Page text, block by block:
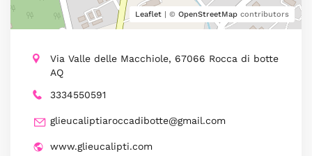
Leaflet | © OpenStreetMap contributors
Via Valle delle Macchiole, 67066 Rocca di botte
AQ
3334550591
glieucaliptiaroccadibotte@gmail.com
www.glieucalipti.com